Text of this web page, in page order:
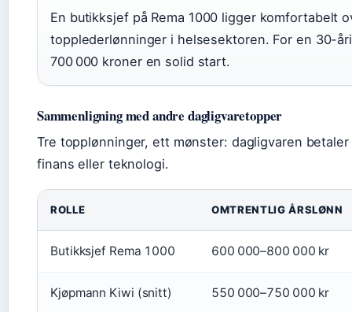
En butikksjef på Rema 1000 ligger komfortabelt
topplederlønninger i helsesektoren. For en 30-
700 000 kroner en solid start.
Sammenligning med andre dagligvaretopper
Tre topplønninger, ett mønster: dagligvaren
finans eller teknologi.
Lønnssammenligning dagligvareledere
ROLLE OMTRENTLIG ÅRSLØNN
Butikksjef Rema 1000 600 000–800 000 kr
Kjøpmann Kiwi (snitt) 550 000–750 000 kr